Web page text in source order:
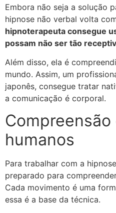
Embora não seja a solução
hipnose não verbal volta
hipnoterapeuta consegue
possam não ser tão
Além disso, ela é
mundo. Assim, um
japonês, consegue tratar
a comunicação é corporal.
humanos
Para trabalhar com a
preparado para
Cada movimento é uma
essa é a base da técnica.